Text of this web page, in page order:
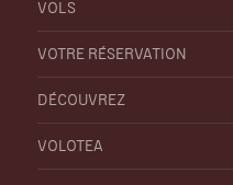
VOLS
VOTRE RÉSERVATION
DÉCOUVREZ
VOLOTEA